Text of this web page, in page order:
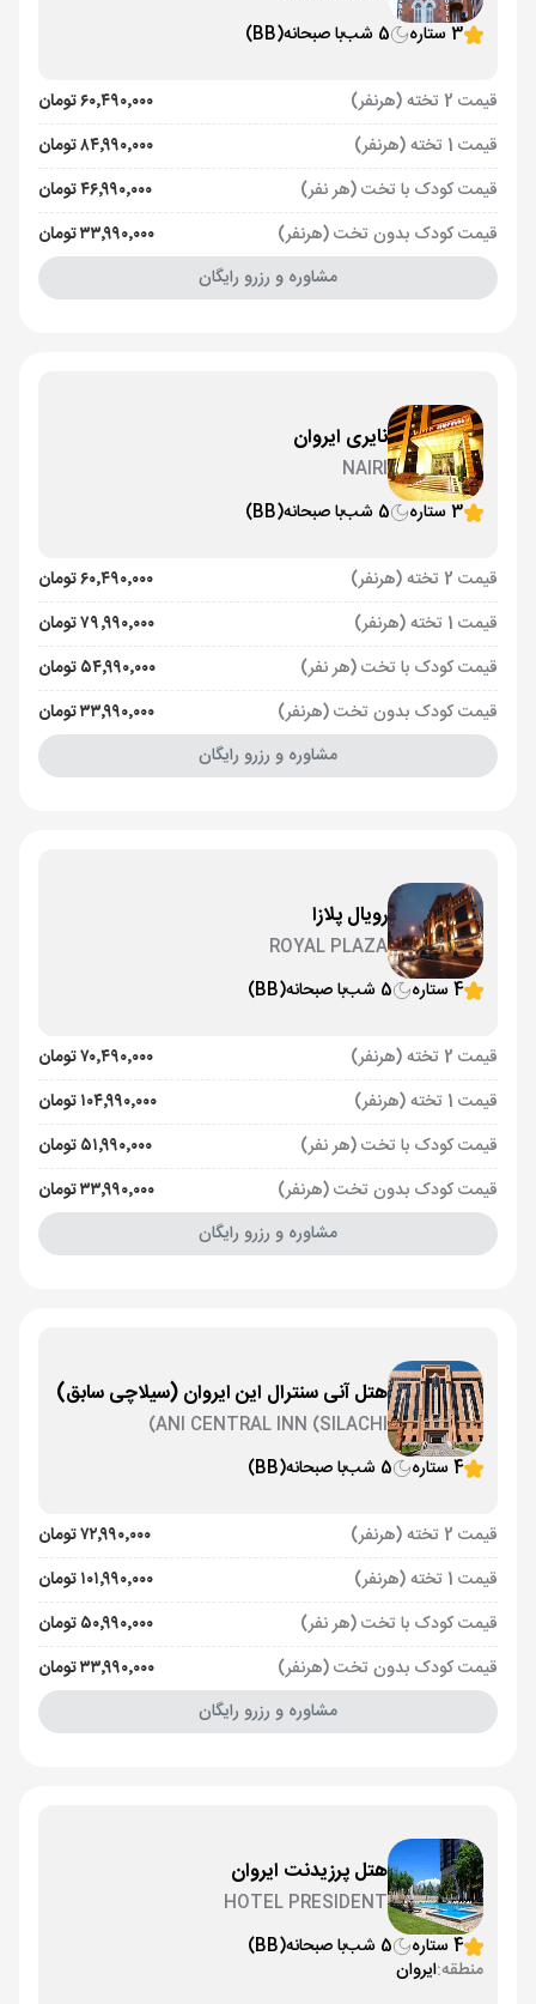
3 ستاره
5 شب با صبحانه(BB)
قیمت 2 تخته (هرنفر)
۶۰٬۴۹۰٬۰۰۰ تومان
قیمت 1 تخته (هرنفر)
۸۴٬۹۹۰٬۰۰۰ تومان
قیمت کودک با تخت (هر نفر)
۴۶٬۹۹۰٬۰۰۰ تومان
قیمت کودک بدون تخت (هرنفر)
۳۳٬۹۹۰٬۰۰۰ تومان
مشاوره و رزرو رایگان
نایری ایروان
NAIRI
3 ستاره
5 شب با صبحانه(BB)
قیمت 2 تخته (هرنفر)
۶۰٬۴۹۰٬۰۰۰ تومان
قیمت 1 تخته (هرنفر)
۷۹٬۹۹۰٬۰۰۰ تومان
قیمت کودک با تخت (هر نفر)
۵۴٬۹۹۰٬۰۰۰ تومان
قیمت کودک بدون تخت (هرنفر)
۳۳٬۹۹۰٬۰۰۰ تومان
مشاوره و رزرو رایگان
رویال پلازا
ROYAL PLAZA
4 ستاره
5 شب با صبحانه(BB)
قیمت 2 تخته (هرنفر)
۷۰٬۴۹۰٬۰۰۰ تومان
قیمت 1 تخته (هرنفر)
۱۰۴٬۹۹۰٬۰۰۰ تومان
قیمت کودک با تخت (هر نفر)
۵۱٬۹۹۰٬۰۰۰ تومان
قیمت کودک بدون تخت (هرنفر)
۳۳٬۹۹۰٬۰۰۰ تومان
مشاوره و رزرو رایگان
هتل آنی سنترال این ایروان (سیلاچی سابق)
ANI CENTRAL INN (SILACHI)
4 ستاره
5 شب با صبحانه(BB)
قیمت 2 تخته (هرنفر)
۷۲٬۹۹۰٬۰۰۰ تومان
قیمت 1 تخته (هرنفر)
۱۰۱٬۹۹۰٬۰۰۰ تومان
قیمت کودک با تخت (هر نفر)
۵۰٬۹۹۰٬۰۰۰ تومان
قیمت کودک بدون تخت (هرنفر)
۳۳٬۹۹۰٬۰۰۰ تومان
مشاوره و رزرو رایگان
هتل پرزیدنت ایروان
HOTEL PRESIDENT
4 ستاره
5 شب با صبحانه(BB)
منطقه:ایروان